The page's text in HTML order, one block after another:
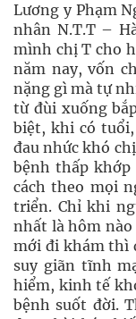
Lương y Phạm
nhân N.T.T –
mình chị T cho
năm nay, vốn
nặng gì mà tự
từ đùi xuống
biệt, khi có
đau nhức khó
bệnh thấp
cách theo mọi
triển. Chỉ khi
nhất là hôm
mới đi khám thì
suy giãn tĩnh
hiểm, kinh tế
bệnh suốt đời.